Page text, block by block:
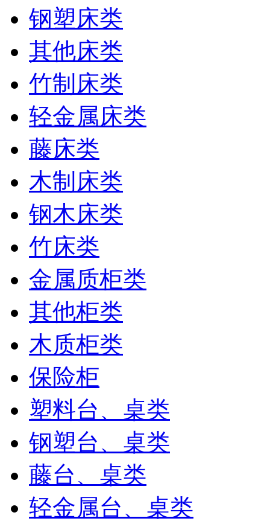
钢塑床类
其他床类
竹制床类
轻金属床类
藤床类
木制床类
钢木床类
竹床类
金属质柜类
其他柜类
木质柜类
保险柜
塑料台、桌类
钢塑台、桌类
藤台、桌类
轻金属台、桌类